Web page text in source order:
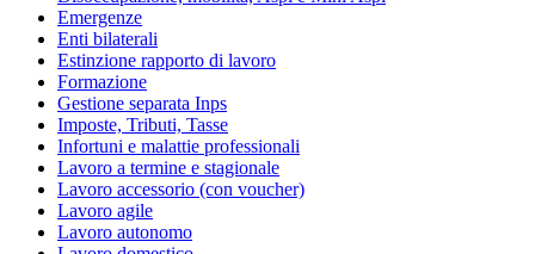
Emergenze
Enti bilaterali
Estinzione rapporto di lavoro
Formazione
Gestione separata Inps
Imposte, Tributi, Tasse
Infortuni e malattie professionali
Lavoro a termine e stagionale
Lavoro accessorio (con voucher)
Lavoro agile
Lavoro autonomo